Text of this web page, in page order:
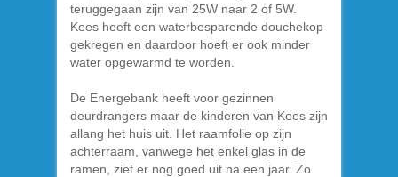
teruggegaan zijn van 25W naar 2 of 5W.
Kees heeft een waterbesparende douchekop
gekregen en daardoor hoeft er ook minder
water opgewarmd te worden.
De Energebank heeft voor gezinnen
deurdrangers maar de kinderen van Kees zijn
allang het huis uit. Het raamfolie op zijn
achterraam, vanwege het enkel glas in de
ramen, ziet er nog goed uit na een jaar. Zo